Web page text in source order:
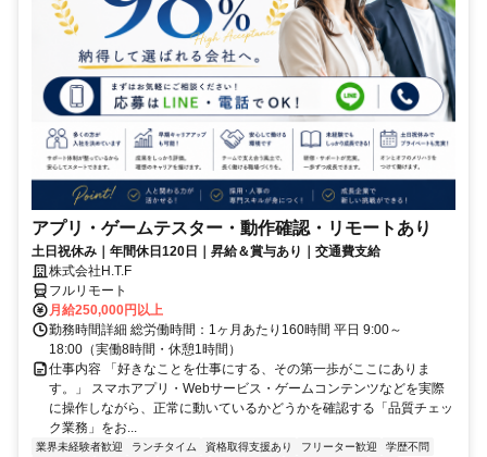
アプリ・ゲームテスター・動作確認・リモートあり
土日祝休み｜年間休日120日｜昇給＆賞与あり｜交通費支給
株式会社H.T.F
フルリモート
月給250,000円以上
勤務時間詳細 総労働時間：1ヶ月あたり160時間 平日 9:00～
18:00（実働8時間・休憩1時間）
仕事内容 「好きなことを仕事にする、その第一歩がここにありま
す。」 スマホアプリ・Webサービス・ゲームコンテンツなどを実際
に操作しながら、正常に動いているかどうかを確認する「品質チェッ
ク業務」をお...
業界未経験者歓迎 ランチタイム 資格取得支援あり フリーター歓迎
学歴不問